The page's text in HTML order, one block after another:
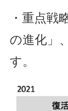
・重点
の進化」
す。